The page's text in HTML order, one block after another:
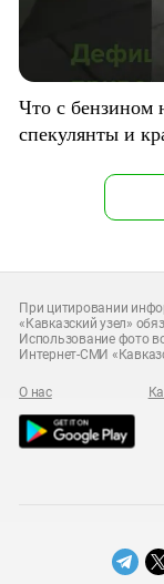
Что с
спекулянты и
При цитировании
«Кавказский узел»
Использование фото
Интернет-СМИ
О нас